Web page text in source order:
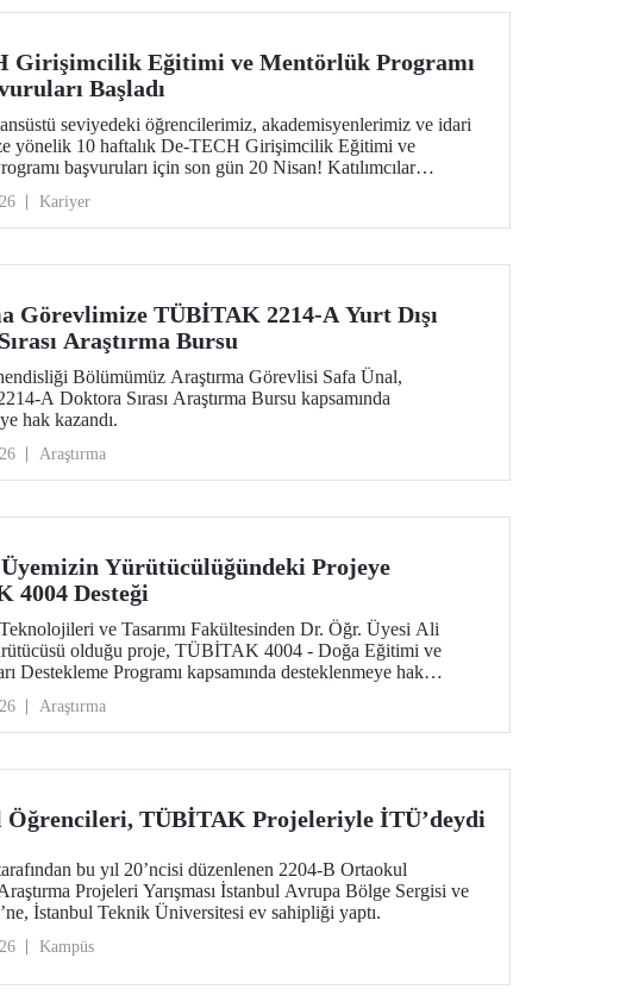
Girişimcilik Eğitimi ve Mentörlük Programı
Başladı
seviyedeki öğrencilerimiz, akademisyenlerimiz ve idari
yönelik 10 haftalık De-TECH Girişimcilik Eğitimi ve
başvuruları için son gün 20 Nisan! Katılımcılar
ve Avrupa ölçeğindeki inovasyon ağının parçası
Kariyer
Görevlimize TÜBİTAK 2214-A Yurt Dışı
Araştırma Bursu
Bölümümüz Araştırma Görevlisi Safa Ünal,
A Doktora Sırası Araştırma Bursu kapsamında
hak kazandı.
Araştırma
Yürütücülüğündeki Projeye
4004 Desteği
ve Tasarımı Fakültesinden Dr. Öğr. Üyesi Ali
olduğu proje, TÜBİTAK 4004 - Doğa Eğitimi ve
Destekleme Programı kapsamında desteklenmeye hak
Araştırma
Öğrencileri, TÜBİTAK Projeleriyle İTÜ’deydi
bu yıl 20’ncisi düzenlenen 2204-B Ortaokul
Projeleri Yarışması İstanbul Avrupa Bölge Sergisi ve
İstanbul Teknik Üniversitesi ev sahipliği yaptı.
Kampüs